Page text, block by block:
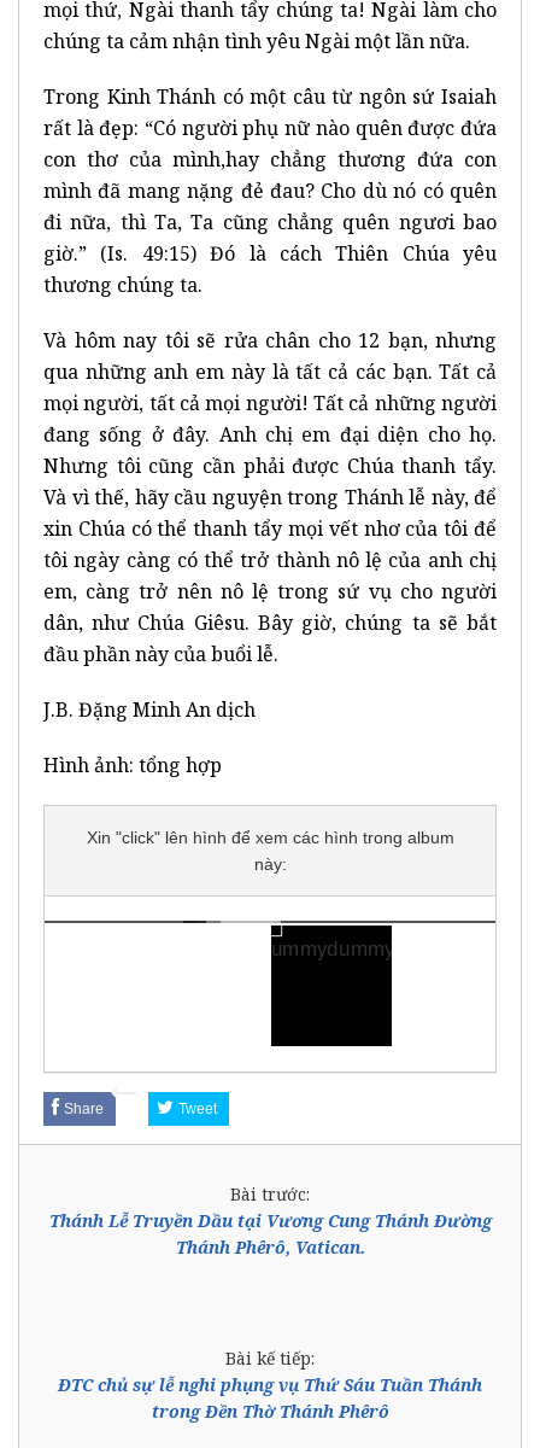
mọi thứ, Ngài thanh tẩy chúng ta! Ngài làm cho
chúng ta cảm nhận tình yêu Ngài một lần nữa.
Trong Kinh Thánh có một câu từ ngôn sứ Isaiah
rất là đẹp: “Có người phụ nữ nào quên được đứa
con thơ của mình,hay chẳng thương đứa con
mình đã mang nặng đẻ đau? Cho dù nó có quên
đi nữa, thì Ta, Ta cũng chẳng quên ngươi bao
giờ.” (Is. 49:15) Đó là cách Thiên Chúa yêu
thương chúng ta.
Và hôm nay tôi sẽ rửa chân cho 12 bạn, nhưng
qua những anh em này là tất cả các bạn. Tất cả
mọi người, tất cả mọi người! Tất cả những người
đang sống ở đây. Anh chị em đại diện cho họ.
Nhưng tôi cũng cần phải được Chúa thanh tẩy.
Và vì thế, hãy cầu nguyện trong Thánh lễ này, để
xin Chúa có thể thanh tẩy mọi vết nhơ của tôi để
tôi ngày càng có thể trở thành nô lệ của anh chị
em, càng trở nên nô lệ trong sứ vụ cho người
dân, như Chúa Giêsu. Bây giờ, chúng ta sẽ bắt
đầu phần này của buổi lễ.
J.B. Đặng Minh An dịch
Hình ảnh: tổng hợp
Xin "click" lên hình để xem các hình trong album
này:
Share Tweet
Bài trước:
Thánh Lễ Truyền Dầu tại Vương Cung Thánh Đường
Thánh Phêrô, Vatican.
Bài kế tiếp:
ĐTC chủ sự lễ nghi phụng vụ Thứ Sáu Tuần Thánh
trong Đền Thờ Thánh Phêrô